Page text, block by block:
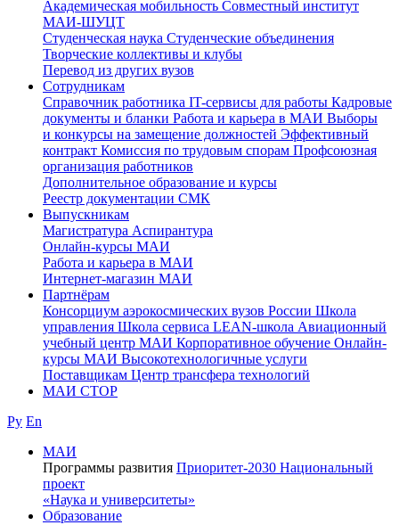
Академическая мобильность Совместный институт
МАИ-ШУЦТ
Студенческая наука Студенческие объединения
Творческие коллективы и клубы
Перевод из других вузов
Сотрудникам
Cправочник работника IT-сервисы для работы Кадровые
документы и бланки Работа и карьера в МАИ Выборы
и конкурсы на замещение должностей Эффективный
контракт Комиссия по трудовым спорам Профсоюзная
организация работников
Дополнительное образование и курсы
Реестр документации СМК
Выпускникам
Магистратура Аспирантура
Онлайн-курсы МАИ
Работа и карьера в МАИ
Интернет-магазин МАИ
Партнёрам
Консорциум аэрокосмических вузов России Школа
управления Школа сервиса LEAN-школа Авиационный
учебный центр МАИ Корпоративное обучение Онлайн-
курсы МАИ Высокотехнологичные услуги
Поставщикам Центр трансфера технологий
МАИ СТОР
Ру En
МАИ
Программы развития Приоритет-2030 Национальный
проект
«Наука и университеты»
Образование